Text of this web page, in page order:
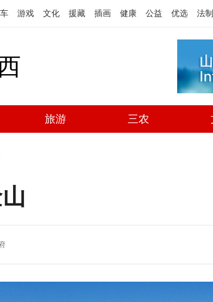
游戏 文化 援藏 插画 健康 公益 优选 法制
旅游 三农